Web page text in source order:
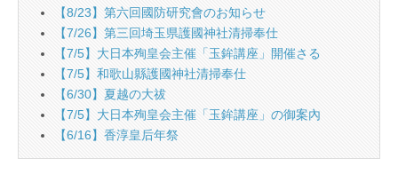
【8/23】第六回國防研究會のお知らせ
【7/26】第三回埼玉県護國神社清掃奉仕
【7/5】大日本殉皇会主催「玉鉾講座」開催さる
【7/5】和歌山縣護國神社清掃奉仕
【6/30】夏越の大祓
【7/5】大日本殉皇会主催「玉鉾講座」の御案內
【6/16】香淳皇后年祭